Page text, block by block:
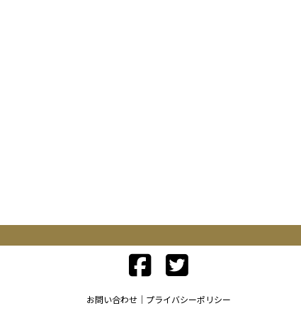
お問い合わせ プライバシーポリシー